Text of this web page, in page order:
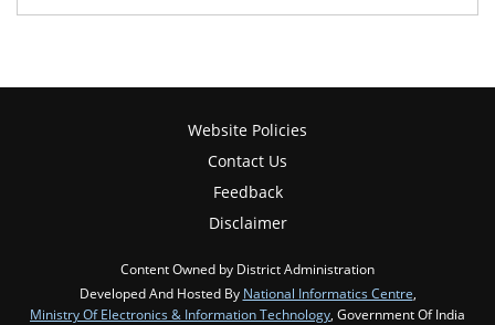
Website Policies
Contact Us
Feedback
Disclaimer
Content Owned by District Administration
Developed And Hosted By National Informatics Centre,
Ministry Of Electronics & Information Technology, Government Of India